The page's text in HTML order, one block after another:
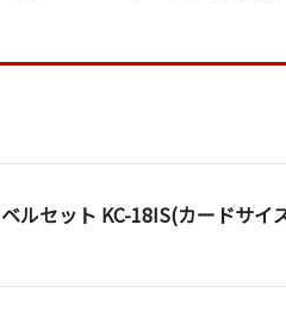
ルセット KC-18IS(カードサ